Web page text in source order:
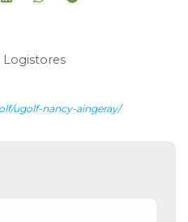
Logistores
ugolf-nancy-aingeray/